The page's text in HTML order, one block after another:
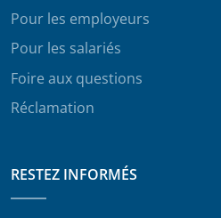
Pour les employeurs
Pour les salariés
Foire aux questions
Réclamation
RESTEZ INFORMÉS